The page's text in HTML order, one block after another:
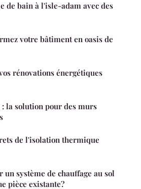
de bain à l'isle-adam avec des
votre bâtiment en oasis de
rénovations énergétiques
la solution pour des murs
de l'isolation thermique
système de chauffage au sol
pièce existante?